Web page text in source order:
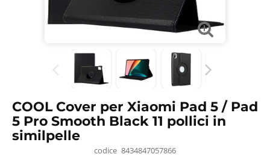
COOL Cover per Xiaomi Pad 5 / Pad
5 Pro Smooth Black 11 pollici in
similpelle
codice 8434847057866